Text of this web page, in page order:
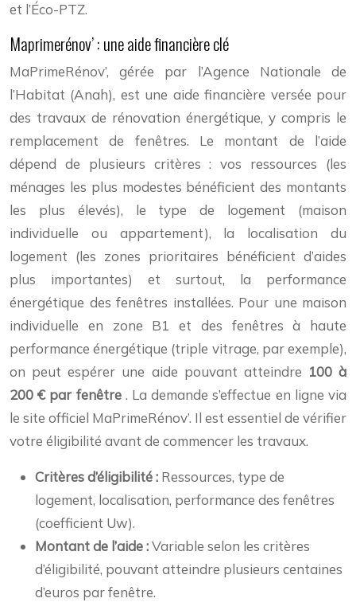
et l’Éco-PTZ.
Maprimerénov’ : une aide financière clé
MaPrimeRénov’, gérée par l’Agence Nationale de
l’Habitat (Anah), est une aide financière versée pour
des travaux de rénovation énergétique, y compris le
remplacement de fenêtres. Le montant de l’aide
dépend de plusieurs critères : vos ressources (les
ménages les plus modestes bénéficient des montants
les plus élevés), le type de logement (maison
individuelle ou appartement), la localisation du
logement (les zones prioritaires bénéficient d’aides
plus importantes) et surtout, la performance
énergétique des fenêtres installées. Pour une maison
individuelle en zone B1 et des fenêtres à haute
performance énergétique (triple vitrage, par exemple),
on peut espérer une aide pouvant atteindre 100 à
200 € par fenêtre . La demande s’effectue en ligne via
le site officiel MaPrimeRénov’. Il est essentiel de vérifier
votre éligibilité avant de commencer les travaux.
Critères d’éligibilité : Ressources, type de
logement, localisation, performance des fenêtres
(coefficient Uw).
Montant de l’aide :Variable selon les critères
d’éligibilité, pouvant atteindre plusieurs centaines
d’euros par fenêtre.